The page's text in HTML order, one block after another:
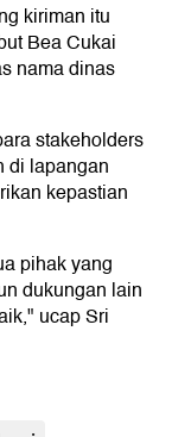
kiriman itu
Bea Cukai
nama dinas
stakeholders
di lapangan
kepastian
pihak yang
dukungan lain
ucap Sri